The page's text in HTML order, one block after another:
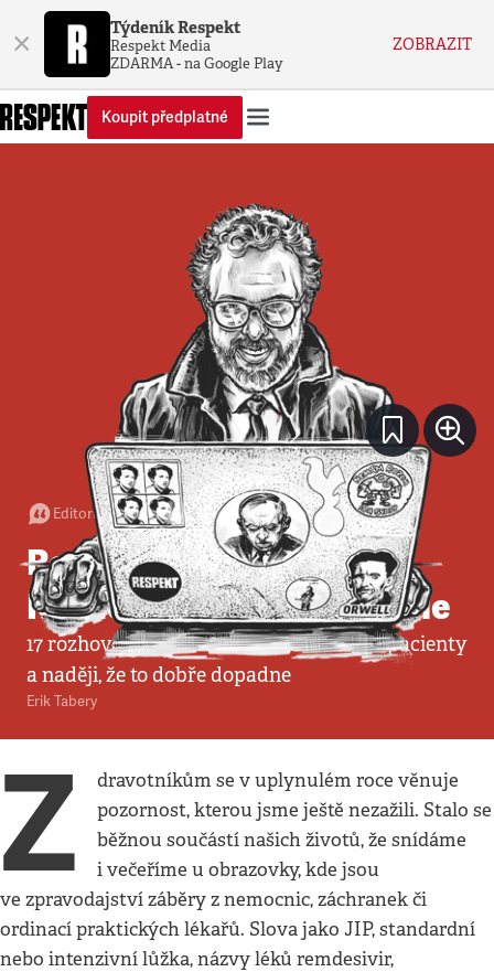
× Týdeník Respekt
Respekt Media
ZDARMA - na Google Play
ZOBRAZIT
Koupit předplatné
Editorial•22. 3. 2021 •2minuty
Respekt Speciál:
Rozhovory z poslední linie
17 rozhovorů o našem zdraví, vztazích s pacienty
a naději, že to dobře dopadne
Erik Tabery
Z
dravotníkům se v uplynulém roce věnuje
pozornost, kterou jsme ještě nezažili. Stalo se
běžnou součástí našich životů, že snídáme
i večeříme u obrazovky, kde jsou
ve zpravodajství záběry z nemocnic, záchranek či
ordinací praktických lékařů. Slova jako JIP, standardní
nebo intenzivní lůžka, názvy léků remdesivir,